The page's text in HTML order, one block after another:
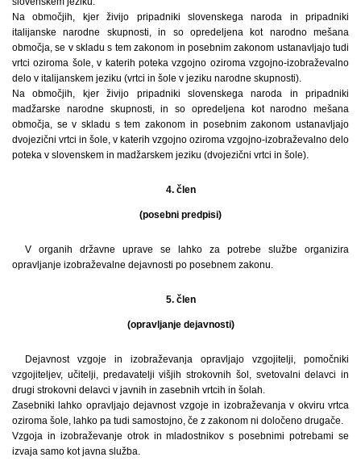
Na območjih, kjer živijo pripadniki slovenskega naroda in pripadniki
italijanske narodne skupnosti, in so opredeljena kot narodno mešana
območja, se v skladu s tem zakonom in posebnim zakonom ustanavljajo tudi
vrtci oziroma šole, v katerih poteka vzgojno oziroma vzgojno-izobraževalno
delo v italijanskem jeziku (vrtci in šole v jeziku narodne skupnosti).
Na območjih, kjer živijo pripadniki slovenskega naroda in pripadniki
madžarske narodne skupnosti, in so opredeljena kot narodno mešana
območja, se v skladu s tem zakonom in posebnim zakonom ustanavljajo
dvojezični vrtci in šole, v katerih vzgojno oziroma vzgojno-izobraževalno delo
poteka v slovenskem in madžarskem jeziku (dvojezični vrtci in šole).
4. člen
(posebni predpisi)
V organih državne uprave se lahko za potrebe službe organizira
opravljanje izobraževalne dejavnosti po posebnem zakonu.
5. člen
(opravljanje dejavnosti)
Dejavnost vzgoje in izobraževanja opravljajo vzgojitelji, pomočniki
vzgojiteljev, učitelji, predavatelji višjih strokovnih šol, svetovalni delavci in
drugi strokovni delavci v javnih in zasebnih vrtcih in šolah.
Zasebniki lahko opravljajo dejavnost vzgoje in izobraževanja v okviru vrtca
oziroma šole, lahko pa tudi samostojno, če z zakonom ni določeno drugače.
Vzgoja in izobraževanje otrok in mladostnikov s posebnimi potrebami se
izvaja samo kot javna služba.